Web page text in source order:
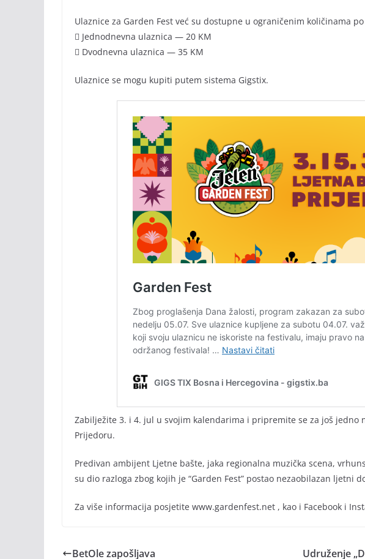
Ulaznice za Garden Fest već su dostupne u ograničenim količinama
 Jednodnevna ulaznica — 20 KM
 Dvodnevna ulaznica — 35 KM
Ulaznice se mogu kupiti putem sistema Gigstix.
Zabilježite 3. i 4. jul u svojim kalendarima i pripremite se za još jedno
Prijedoru.
Predivan ambijent Ljetne bašte, jaka regionalna muzička scena,
su dio razloga zbog kojih je “Garden Fest” postao nezaobilazan ljetni
Za više informacija posjetite www.gardenfest.net , kao i Facebook i
BetOle zapošljava
Udruženje